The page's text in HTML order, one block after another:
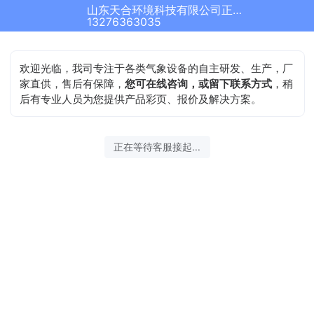
山东天合环境科技有限公司正在为您服务
13276363035
欢迎光临，我司专注于各类气象设备的自主研发、生产，厂
家直供，售后有保障，您可在线咨询，或留下联系方式 ，稍
后有专业人员为您提供产品彩页、报价及解决方案。
正在等待客服接起...